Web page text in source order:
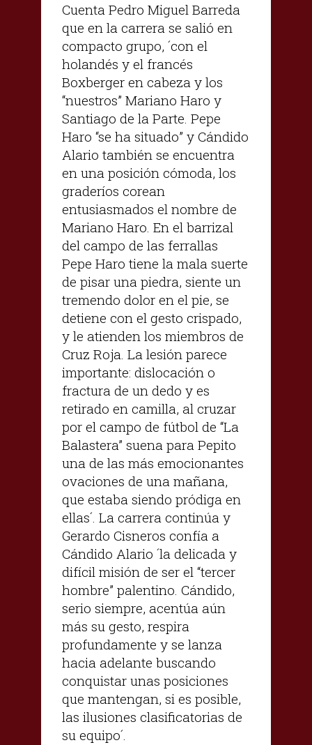
Cuenta Pedro Miguel Barreda
que en la carrera se salió en
compacto grupo, ´con el
holandés y el francés
Boxberger en cabeza y los
“nuestros” Mariano Haro y
Santiago de la Parte. Pepe
Haro “se ha situado” y Cándido
Alario también se encuentra
en una posición cómoda, los
graderíos corean
entusiasmados el nombre de
Mariano Haro. En el barrizal
del campo de las ferrallas
Pepe Haro tiene la mala suerte
de pisar una piedra, siente un
tremendo dolor en el pie, se
detiene con el gesto crispado,
y le atienden los miembros de
Cruz Roja. La lesión parece
importante: dislocación o
fractura de un dedo y es
retirado en camilla, al cruzar
por el campo de fútbol de “La
Balastera” suena para Pepito
una de las más emocionantes
ovaciones de una mañana,
que estaba siendo pródiga en
ellas´. La carrera continúa y
Gerardo Cisneros confía a
Cándido Alario ´la delicada y
difícil misión de ser el “tercer
hombre” palentino. Cándido,
serio siempre, acentúa aún
más su gesto, respira
profundamente y se lanza
hacia adelante buscando
conquistar unas posiciones
que mantengan, si es posible,
las ilusiones clasificatorias de
su equipo´.